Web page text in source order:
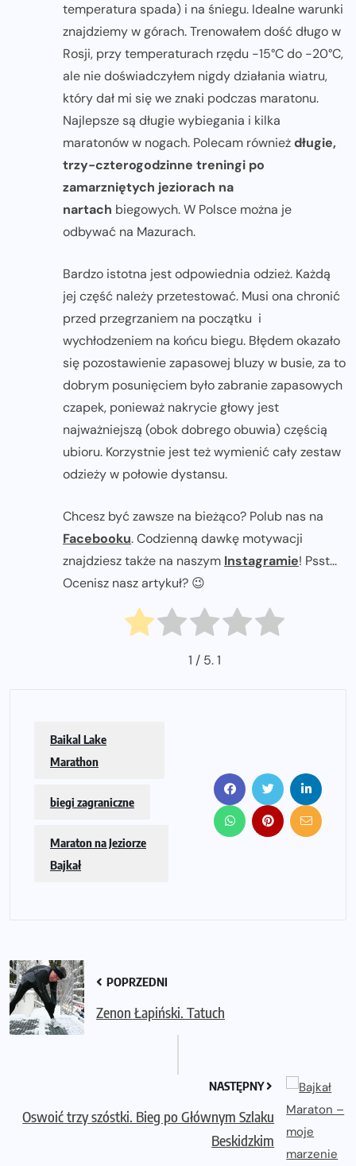
temperatura spada) i na śniegu. Idealne warunki
znajdziemy w górach. Trenowałem dość długo w
Rosji, przy temperaturach rzędu -15°C do -20°C,
ale nie doświadczyłem nigdy działania wiatru,
który dał mi się we znaki podczas maratonu.
Najlepsze są długie wybiegania i kilka
maratonów w nogach. Polecam równieżdługie,
trzy-czterogodzinne treningi po
zamarzniętych jeziorach na
nartach biegowych. W Polsce można je
odbywać na Mazurach.
Bardzo istotna jest odpowiednia odzież. Każdą
jej część należy przetestować. Musi ona chronić
przed przegrzaniem na początku i
wychłodzeniem na końcu biegu. Błędem okazało
się pozostawienie zapasowej bluzy w busie, za to
dobrym posunięciem było zabranie zapasowych
czapek, ponieważ nakrycie głowy jest
najważniejszą (obok dobrego obuwia) częścią
ubioru. Korzystnie jest też wymienić cały zestaw
odzieży w połowie dystansu.
Chcesz być zawsze na bieżąco? Polub nas na
Facebooku. Codzienną dawkę motywacji
znajdziesz także na naszym Instagramie! Psst...
Ocenisz nasz artykuł? 😉
1 / 5.1
Baikal Lake
Marathon
biegi zagraniczne
Maraton na Jeziorze
Bajkał
POPRZEDNI
Zenon Łapiński. Tatuch
NASTĘPNY
Oswoić trzy szóstki. Bieg po Głównym Szlaku
Beskidzkim